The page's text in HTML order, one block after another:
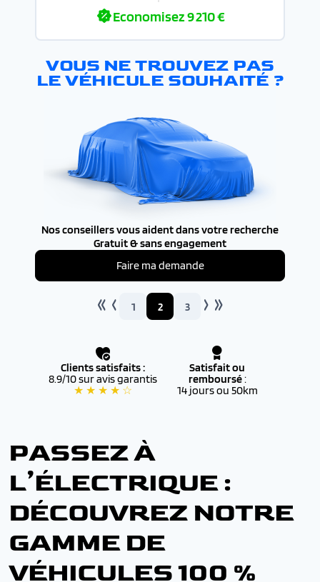
Economisez9 210 €
VOUS NE TROUVEZ PAS
LE VÉHICULE SOUHAITÉ ?
Nos conseillers vous aident dans votre recherche
Gratuit & sans engagement
Faire ma demande
1 2 3
Clients satisfaits :
8.9/10 sur avis garantis
★ ★ ★ ★ ☆
Satisfait ou
remboursé:
14 jours ou 50km
PASSEZ À
L’ÉLECTRIQUE :
DÉCOUVREZ NOTRE
GAMME DE
VÉHICULES 100 %